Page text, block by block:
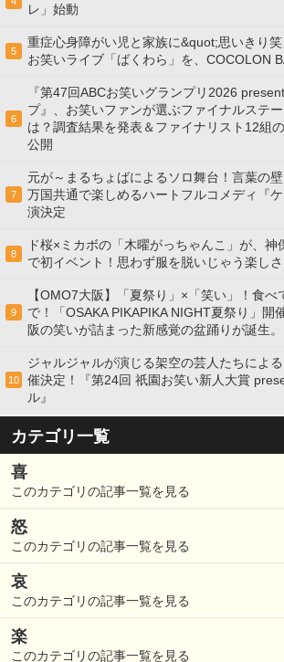
レ」始動
5
重症心身障がい児と家族に&quot;思いきり笑
お笑いライブ「ばくわら」を、COCOLON
6
『第47回ABCお笑いグランプリ2026
プ』、お笑いファンが選ぶファイナルステ
は？調査結果を発表＆ファイナリスト12組
公開
7
元が～まるちょばによるソロ舞台！言葉の壁
万国共通で楽しめるハートフルコメディ『
演決定
8
ド桜×ミカボの「木曜がっちゃんこ」が、
で初イベント！思わず服を脱いじゃう楽しさ
9
【OMO7大阪】「夏祭り」×「笑い」！食
で！「OSAKA PIKAPIKA NIGHT夏祭り」開
阪の笑いが詰まった新感覚の盆踊りが誕生。
10
ジャルジャルが演じる架空の芸人たちによ
催決定！『第24回 祇園お笑い新人大賞
ル』
カテゴリ一覧
喜
このカテゴリの記事一覧を見る
怒
このカテゴリの記事一覧を見る
哀
このカテゴリの記事一覧を見る
楽
このカテゴリの記事一覧を見る